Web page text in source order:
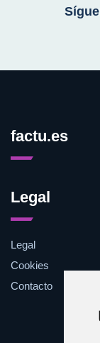
factu.es
Legal
Legal
Cookies
Contacto